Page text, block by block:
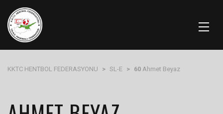
KKTC HENTBOL FEDERASYONU > SL-E > 60 Ahmet Beyaz